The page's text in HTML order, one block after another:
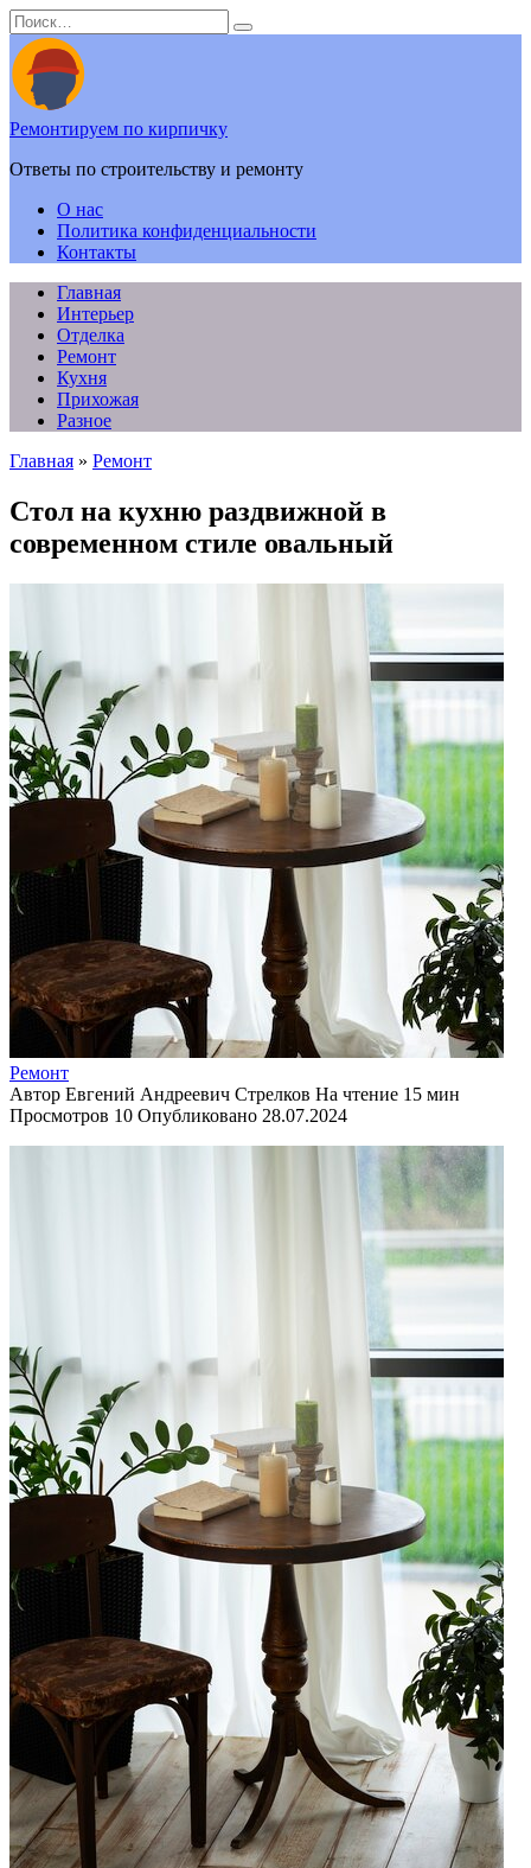
Перейти
к
содержанию
Search
for:
Ремонтируем по кирпичку
Ответы по строительству и ремонту
О нас
Политика конфиденциальности
Контакты
Главная
Интерьер
Отделка
Ремонт
Кухня
Прихожая
Разное
Главная » Ремонт
Стол на кухню раздвижной в
современном стиле овальный
Ремонт
Автор Евгений Андреевич Стрелков На чтение 15 мин
Просмотров 10 Опубликовано 28.07.2024